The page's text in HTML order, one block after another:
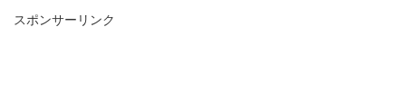
スポンサーリンク